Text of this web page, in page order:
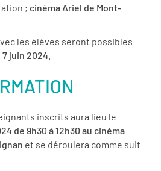
; cinéma Ariel de Mont-
les élèves seront possibles
7 juin 2024
inscrits aura lieu le
de 9h30 à 12h30 au cinéma
et se déroulera comme suit